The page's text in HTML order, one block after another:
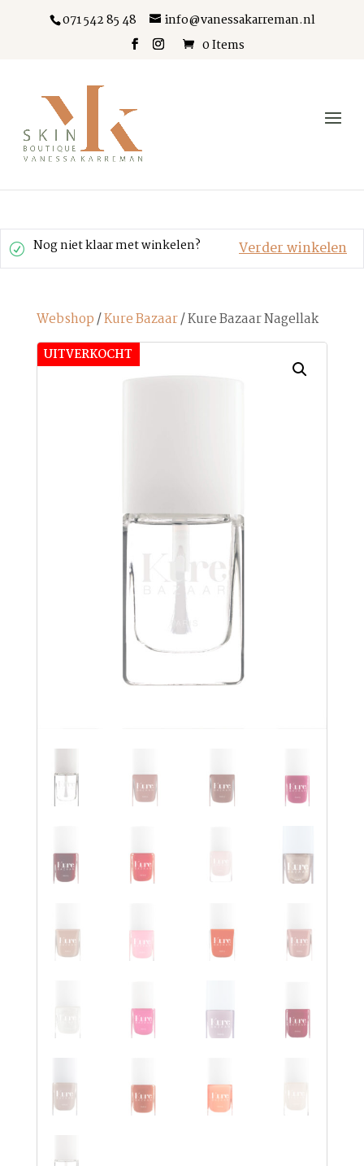
071 542 85 48
info@vanessakarreman.nl
0 Items
Verder winkelen
Nog niet klaar met winkelen?
Webshop/Kure Bazaar/ Kure Bazaar Nagellak
UITVERKOCHT